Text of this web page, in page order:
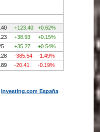
Investing.com España.